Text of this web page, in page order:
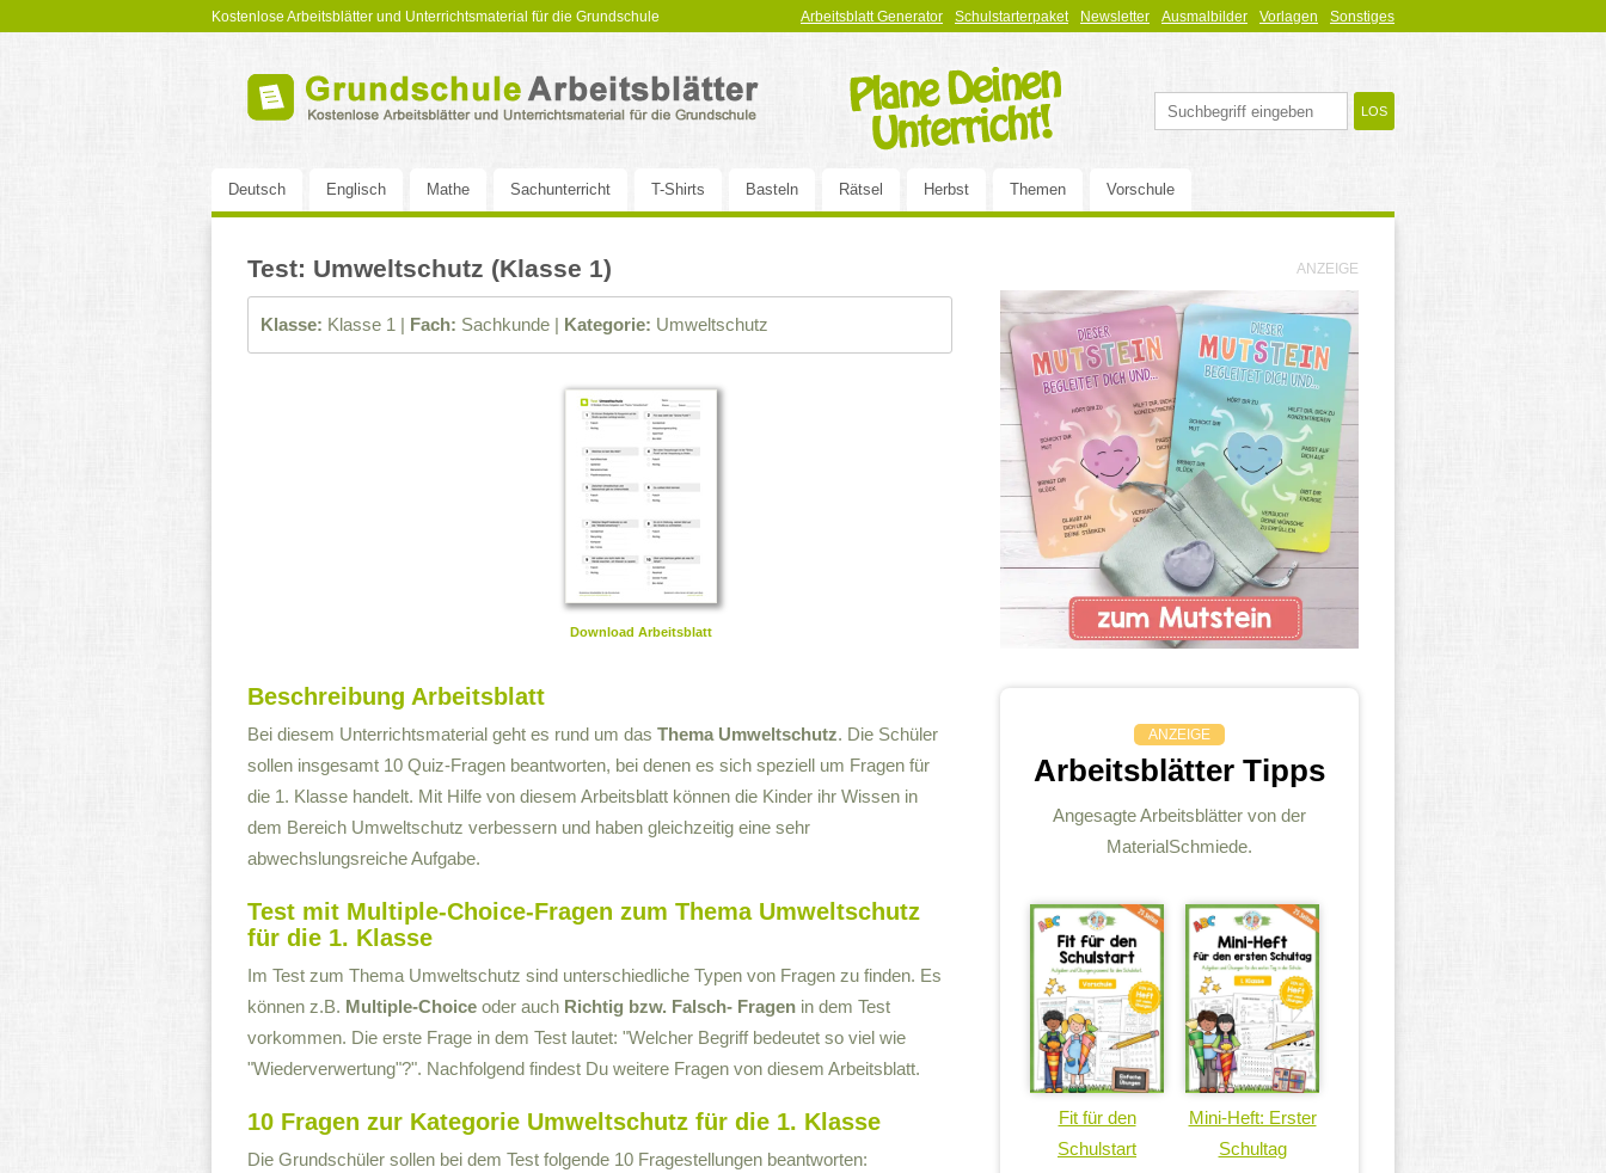
Kostenlose Arbeitsblätter und Unterrichtsmaterial für die Grundschule Sonstiges
Vorlagen
Ausmalbilder
Newsletter
Schulstarterpaket
Arbeitsblatt Generator
Deutsch Englisch Mathe Sachunterricht T-Shirts Basteln Rätsel Herbst Themen Vorschule
Test: Umweltschutz (Klasse 1)
Klasse: Klasse 1 | Fach: Sachkunde | Kategorie: Umweltschutz
Download Arbeitsblatt
Beschreibung Arbeitsblatt
Bei diesem Unterrichtsmaterial geht es rund um das Thema Umweltschutz. Die Schüler
sollen insgesamt 10 Quiz-Fragen beantworten, bei denen es sich speziell um Fragen für
die 1. Klasse handelt. Mit Hilfe von diesem Arbeitsblatt können die Kinder ihr Wissen in
dem Bereich Umweltschutz verbessern und haben gleichzeitig eine sehr
abwechslungsreiche Aufgabe.
Test mit Multiple-Choice-Fragen zum Thema Umweltschutz
für die 1. Klasse
Im Test zum Thema Umweltschutz sind unterschiedliche Typen von Fragen zu finden. Es
können z.B. Multiple-Choice oder auch Richtig bzw. Falsch- Fragen in dem Test
vorkommen. Die erste Frage in dem Test lautet: "Welcher Begriff bedeutet so viel wie
"Wiederverwertung"?". Nachfolgend findest Du weitere Fragen von diesem Arbeitsblatt.
10 Fragen zur Kategorie Umweltschutz für die 1. Klasse
Die Grundschüler sollen bei dem Test folgende 10 Fragestellungen beantworten:
ANZEIGE
ANZEIGE
Arbeitsblätter Tipps
Angesagte Arbeitsblätter von der
MaterialSchmiede.
Fit für den
Schulstart
Mini-Heft: Erster
Schultag